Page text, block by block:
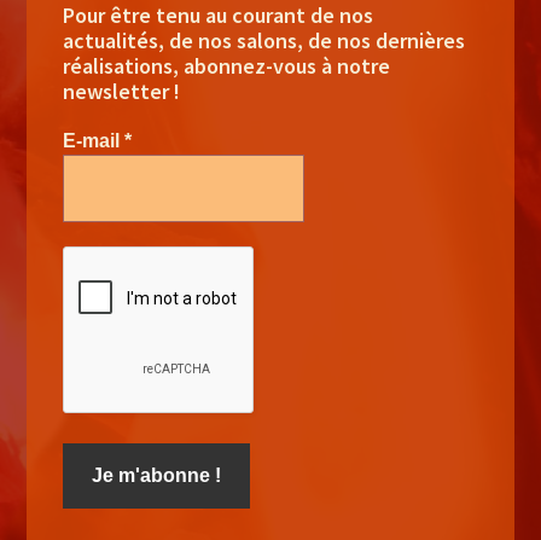
Pour être tenu au courant de nos
actualités, de nos salons, de nos dernières
réalisations, abonnez-vous à notre
newsletter !
E-mail*